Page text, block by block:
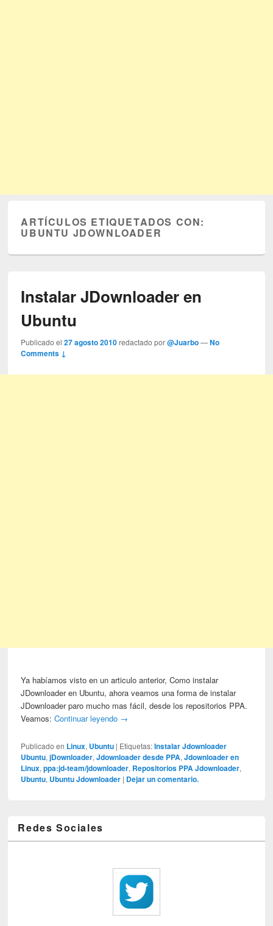
ARTÍCULOS ETIQUETADOS CON:
UBUNTU JDOWNLOADER
Instalar JDownloader en
Ubuntu
Publicado el27 agosto 2010 redactado por@Juarbo —No
Comments ↓
Ya habíamos visto en un articulo anterior, Como instalar
JDownloader en Ubuntu, ahora veamos una forma de instalar
JDownloader paro mucho mas fácil, desde los repositorios PPA.
Veamos:Continuar leyendo →
Publicado en Linux, Ubuntu | Etiquetas: Instalar Jdownloader
Ubuntu,jDownloader,Jdownloader desde PPA,Jdownloader en
Linux,ppa:jd-team/jdownloader, Repositorios PPA Jdownloader,
Ubuntu, Ubuntu Jdownloader | Dejar un comentario.
Redes Sociales